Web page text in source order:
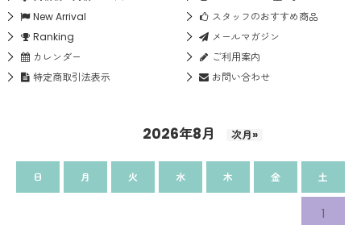
New Arrival
スタッフのおすすめ商品
Ranking
メールマガジン
カレンダー
ご利用案内
特定商取引法表示
お問い合わせ
2026年8月 次月»
日 月 火 水 木 金 土
1